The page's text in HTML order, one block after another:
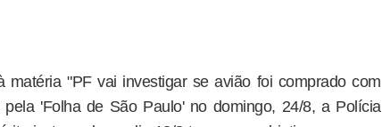
matéria "PF vai investigar se avião foi comprado com
'Folha de São Paulo' no domingo, 24/8, a Polícia